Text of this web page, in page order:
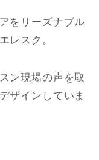
をリーズナブル
レスク。
ン現場の声を取
ザインしていま